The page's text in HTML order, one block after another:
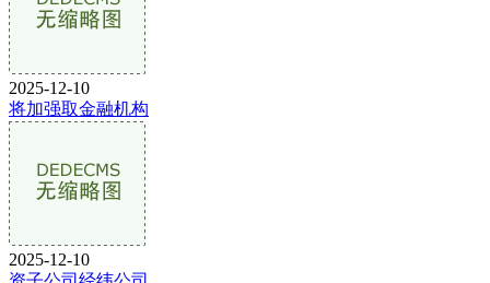
2025-12-10
将加强取金融机构
2025-12-10